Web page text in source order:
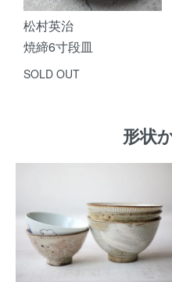
松村英治
焼締6寸段皿
SOLD OUT
形状